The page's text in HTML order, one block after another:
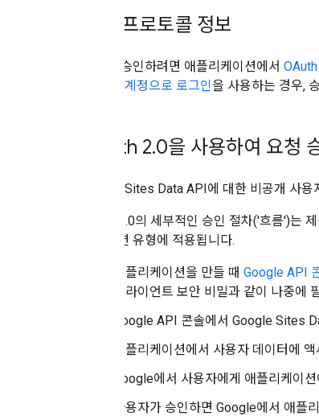
승인 프로토콜 정보
요청을 승인하려면 애플리케이션에서
Google 계정으로 로그인을 사용하는 경우,
OAuth 2.0을 사용하여 요청
Google Sites Data API에 대한 비공개 사
OAuth 2.0의 세부적인 승인 절차('흐름')는
리케이션 유형에 적용됩니다.
애플리케이션을 만들 때 Google API
클라이언트 보안 비밀과 같이 나중에
Google API 콘솔에서 Google Sites
애플리케이션에서 사용자 데이터에
Google에서 사용자에게 애플리케이
사용자가 승인하면 Google에서 애플